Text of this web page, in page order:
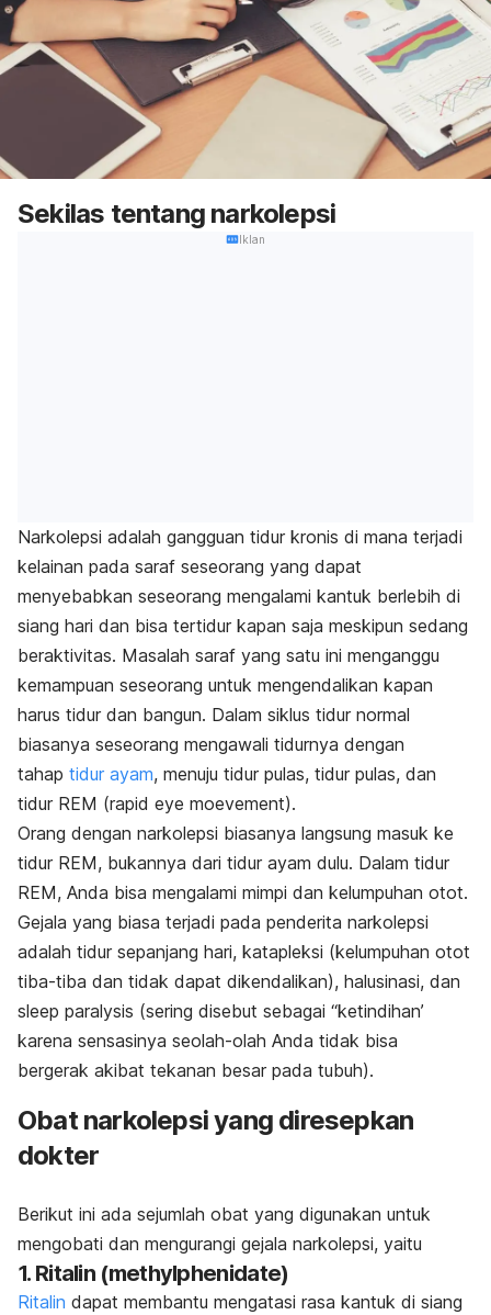
Sekilas tentang narkolepsi
Iklan
Narkolepsi adalah gangguan tidur kronis di mana terjadi
kelainan pada saraf seseorang yang dapat
menyebabkan seseorang mengalami kantuk berlebih di
siang hari dan bisa tertidur kapan saja meskipun sedang
beraktivitas. Masalah saraf yang satu ini menganggu
kemampuan seseorang untuk mengendalikan kapan
harus tidur dan bangun. Dalam siklus tidur normal
biasanya seseorang mengawali tidurnya dengan
tahap tidur ayam, menuju tidur pulas, tidur pulas, dan
tidur REM (rapid eye moevement).
Orang dengan narkolepsi biasanya langsung masuk ke
tidur REM, bukannya dari tidur ayam dulu. Dalam tidur
REM, Anda bisa mengalami mimpi dan kelumpuhan otot.
Gejala yang biasa terjadi pada penderita narkolepsi
adalah tidur sepanjang hari, katapleksi (kelumpuhan otot
tiba-tiba dan tidak dapat dikendalikan), halusinasi, dan
sleep paralysis (sering disebut sebagai “ketindihan’
karena sensasinya seolah-olah Anda tidak bisa
bergerak akibat tekanan besar pada tubuh).
Obat narkolepsi yang diresepkan
dokter
Berikut ini ada sejumlah obat yang digunakan untuk
mengobati dan mengurangi gejala narkolepsi, yaitu
1. Ritalin (methylphenidate)
Ritalin dapat membantu mengatasi rasa kantuk di siang